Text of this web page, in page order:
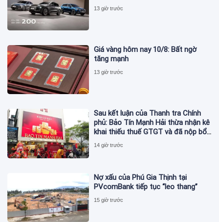
13 giờ trước
Giá vàng hôm nay 10/8: Bất ngờ
tăng mạnh
13 giờ trước
Sau kết luận của Thanh tra Chính
phủ: Bảo Tín Mạnh Hải thừa nhận kê
khai thiếu thuế GTGT và đã nộp bổ
sung
14 giờ trước
Nợ xấu của Phú Gia Thịnh tại
PVcomBank tiếp tục “leo thang”
15 giờ trước